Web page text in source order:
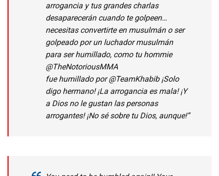
arrogancia y tus grandes charlas
desaparecerán cuando te golpeen…
necesitas convertirte en musulmán o ser
golpeado por un luchador musulmán
para ser humillado, como tu hommie
@TheNotoriousMMA
fuehumilladopor@TeamKhabib¡Solo
digo hermano! ¡La arrogancia es mala! ¡Y
a Dios no le gustan las personas
arrogantes! ¡No sé sobre tu Dios, aunque!”